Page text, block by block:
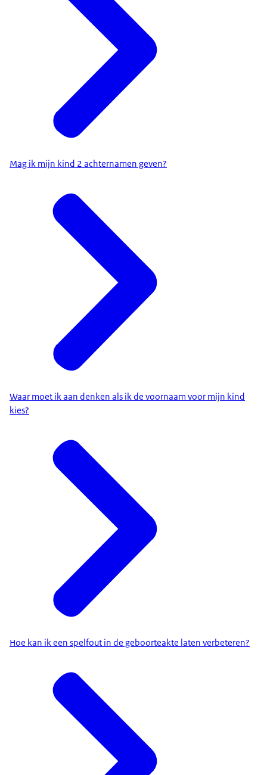
Mag ik mijn kind 2 achternamen geven?
Waar moet ik aan denken als ik de voornaam voor mijn kind
kies?
Hoe kan ik een spelfout in de geboorteakte laten verbeteren?